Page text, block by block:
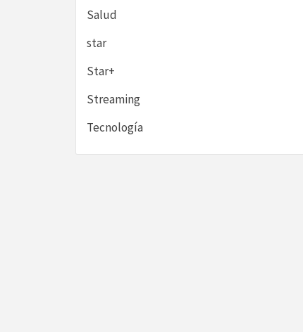
Salud
star
Star+
Streaming
Tecnología